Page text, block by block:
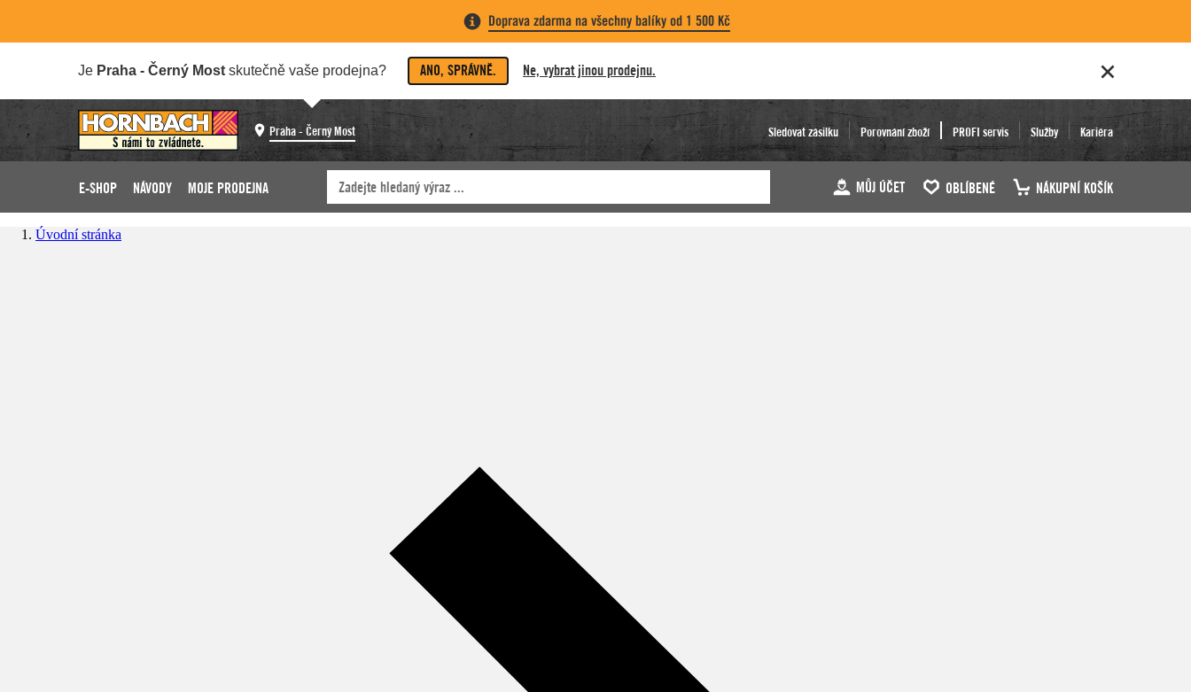
Doprava zdarma na všechny balíky od 1 500 Kč
Je Praha - Černý Most skutečně vaše prodejna? ANO, SPRÁVNĚ. Ne, vybrat jinou prodejnu.
Praha - Černý Most Sledovat zásilku Porovnání zboží PROFI servis Služby Kariéra
E-SHOP NÁVODY MOJE PRODEJNA MŮJ ÚČET OBLÍBENÉ NÁKUPNÍ KOŠÍK
Úvodní stránka